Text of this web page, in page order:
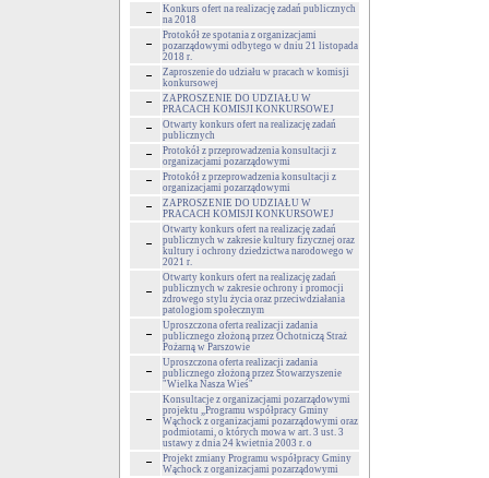
Konkurs ofert na realizację zadań publicznych
na 2018
Protokół ze spotania z organizacjami
pozarządowymi odbytego w dniu 21 listopada
2018 r.
Zaproszenie do udziału w pracach w komisji
konkursowej
ZAPROSZENIE DO UDZIAŁU W
PRACACH KOMISJI KONKURSOWEJ
Otwarty konkurs ofert na realizację zadań
publicznych
Protokół z przeprowadzenia konsultacji z
organizacjami pozarządowymi
Protokół z przeprowadzenia konsultacji z
organizacjami pozarządowymi
ZAPROSZENIE DO UDZIAŁU W
PRACACH KOMISJI KONKURSOWEJ
Otwarty konkurs ofert na realizację zadań
publicznych w zakresie kultury fizycznej oraz
kultury i ochrony dziedzictwa narodowego w
2021 r.
Otwarty konkurs ofert na realizację zadań
publicznych w zakresie ochrony i promocji
zdrowego stylu życia oraz przeciwdziałania
patologiom społecznym
Uproszczona oferta realizacji zadania
publicznego złożoną przez Ochotniczą Straż
Pożarną w Parszowie
Uproszczona oferta realizacji zadania
publicznego złożoną przez Stowarzyszenie
"Wielka Nasza Wieś"
Konsultacje z organizacjami pozarządowymi
projektu „Programu współpracy Gminy
Wąchock z organizacjami pozarządowymi oraz
podmiotami, o których mowa w art. 3 ust. 3
ustawy z dnia 24 kwietnia 2003 r. o
Projekt zmiany Programu współpracy Gminy
Wąchock z organizacjami pozarządowymi